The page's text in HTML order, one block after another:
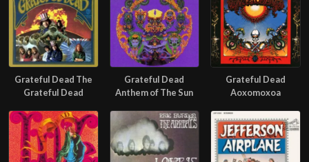
Grateful Dead The
Grateful Dead
Grateful Dead
Anthem of The Sun
Grateful Dead
Aoxomoxoa